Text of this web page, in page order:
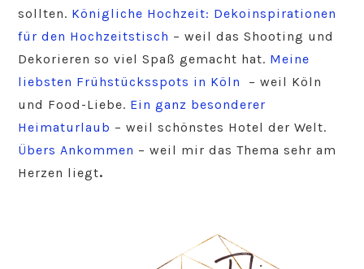
sollten. Königliche Hochzeit: Dekoinspirationen
für den Hochzeitstisch – weil das Shooting und
Dekorieren so viel Spaß gemacht hat. Meine
liebsten Frühstücksspots in Köln
– weil Köln
und Food-Liebe. Ein ganz besonderer
Heimaturlaub – weil schönstes Hotel der Welt.
Übers Ankommen – weil mir das Thema sehr am
Herzen liegt.